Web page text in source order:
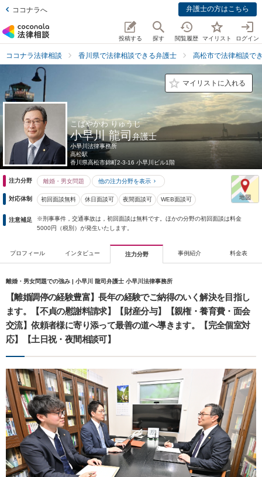
ココナラへ 弁護士の方はこちら
投稿する 探す 閲覧履歴 マイリスト ログイン
ココナラ法律相談 香川県で法律相談できる弁護士 高松市で法律相談で
マイリストに入れる
こばやかわ りゅうじ
小早川 龍司弁護士
小早川法律事務所
高松駅
香川県高松市錦町2-3-16 小早川ビル1階
注力分野 離婚・男女問題 他の注力分野を表示
対応体制 初回面談無料 休日面談可 夜間面談可 WEB面談可
注意補足
※刑事事件，交通事故は，初回面談は無料です。ほかの分野の初回面談は料金
5000円（税別）が発生いたします。
プロフィール インタビュー 注力分野 事例紹介 料金表
離婚・男女問題での強み | 小早川 龍司弁護士 小早川法律事務所
【離婚調停の経験豊富】長年の経験でご納得のいく解決を目指し
ます。【不貞の慰謝料請求】【財産分与】【親権・養育費・面会
交流】依頼者様に寄り添って最善の道へ導きます。【完全個室対
応】【土日祝・夜間相談可】